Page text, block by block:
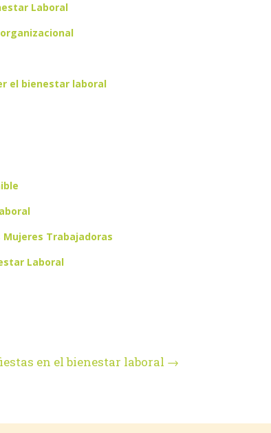
Laboral
el bienestar laboral
Mujeres Trabajadoras
Laboral
en el bienestar laboral →